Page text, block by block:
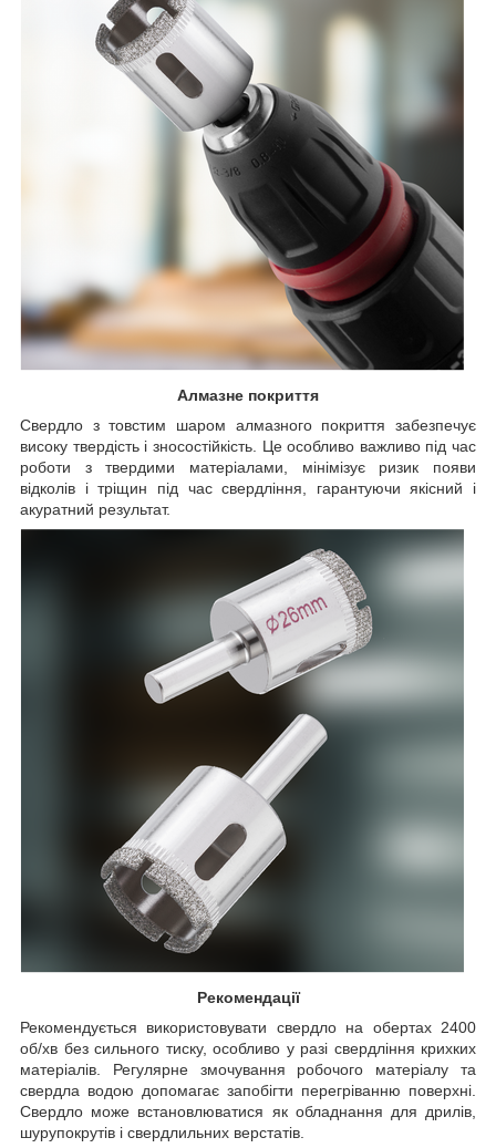
Алмазне покриття
Свердло з товстим шаром алмазного покриття забезпечує
високу твердість і зносостійкість. Це особливо важливо під час
роботи з твердими матеріалами, мінімізує ризик появи
відколів і тріщин під час свердління, гарантуючи якісний і
акуратний результат.
Рекомендації
Рекомендується використовувати свердло на обертах 2400
об/хв без сильного тиску, особливо у разі свердління крихких
матеріалів. Регулярне змочування робочого матеріалу та
свердла водою допомагає запобігти перегріванню поверхні.
Свердло може встановлюватися як обладнання для дрилів,
шурупокрутів і свердлильних верстатів.